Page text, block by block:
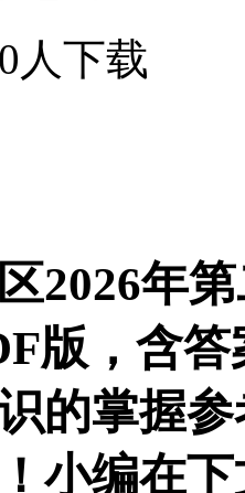
0 人下载
2026年
版，含
的掌握
小编在